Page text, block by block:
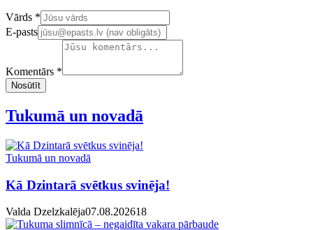
Confirm your email address
Vārds *
E-pasts
Komentārs *
Nosūtīt
Tukumā un novadā
Tukumā un novadā
Kā Dzintarā svētkus svinēja!
Valda Dzelzkalēja07.08.202618